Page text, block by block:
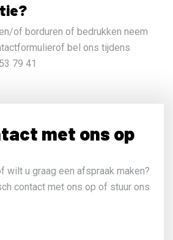
of borduren of bedrukken neem
bel ons tijdens
79 41
met ons op
wilt u graag een afspraak maken?
contact met ons op of stuur ons